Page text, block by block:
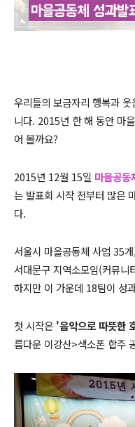
우리들의 보금자리 행복과
니다. 2015년 한 해 동안 마
어 볼까요?
2015년 12월 15일 마을공동
는 발표회 시작 전부터 많은
다.
서울시 마을공동체 사업 35
서대문구 지역소모임(커뮤
하지만 이 가운데 18팀이 성
첫 시작은 '음악으로 따뜻한
름다운 이강산>색소폰 합주